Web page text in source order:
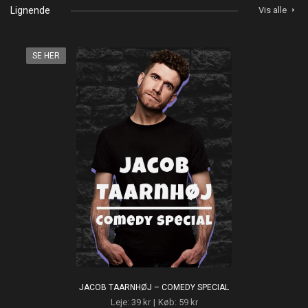
Lignende Vis alle arrow_right
SE HER
JACOB TAARNHØJ – COMEDY SPECIAL
Leje: 39 kr | Køb: 59 kr